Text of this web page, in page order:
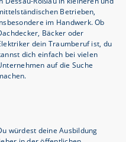
Betrieben,
im Handwerk. Ob
Bäcker oder
dein Traumberuf ist, du
dich einfach bei vielen
auf die Suche
würdest deine Ausbildung